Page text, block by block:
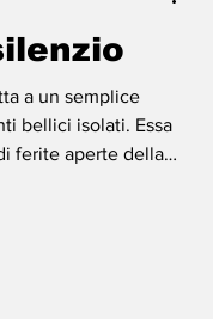
a un semplice
bellici isolati. Essa
ferite aperte della